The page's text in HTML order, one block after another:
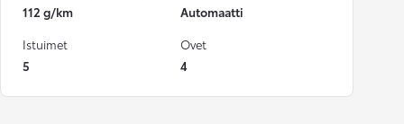
112 g/km
Automaatti
Istuimet
5
Ovet
4